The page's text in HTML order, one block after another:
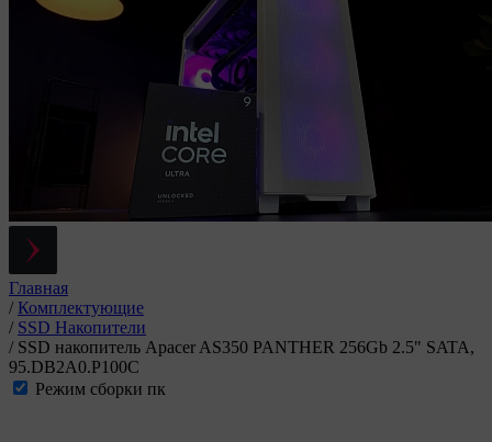
Главная
/ Комплектующие
/ SSD Накопители
/ SSD накопитель Apacer AS350 PANTHER 256Gb 2.5" SATA,
95.DB2A0.P100C
Режим сборки пк